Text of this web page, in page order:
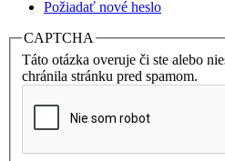
Požiadať nové heslo
CAPTCHA
Táto otázka overuje či ste alebo
chránila stránku pred spamom.